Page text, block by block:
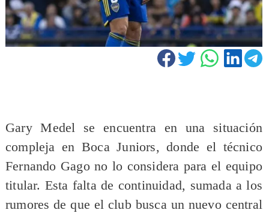
Gary Medel se encuentra en una situación
compleja en Boca Juniors, donde el técnico
Fernando Gago no lo considera para el equipo
titular. Esta falta de continuidad, sumada a los
rumores de que el club busca un nuevo central